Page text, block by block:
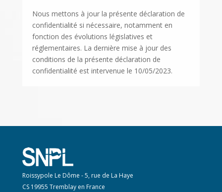
Nous mettons à jour la présente déclaration de
confidentialité si nécessaire, notamment en
fonction des évolutions législatives et
réglementaires. La dernière mise à jour des
conditions de la présente déclaration de
confidentialité est intervenue le 10/05/2023.
Roissypole Le Dôme - 5, rue de La Haye
CS 19955 Tremblay en France